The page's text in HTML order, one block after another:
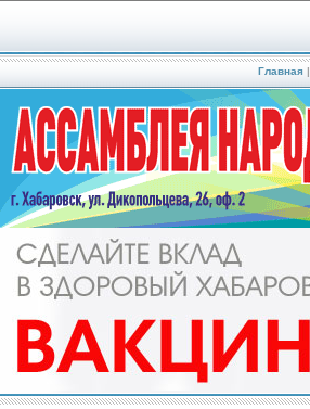
Главная|